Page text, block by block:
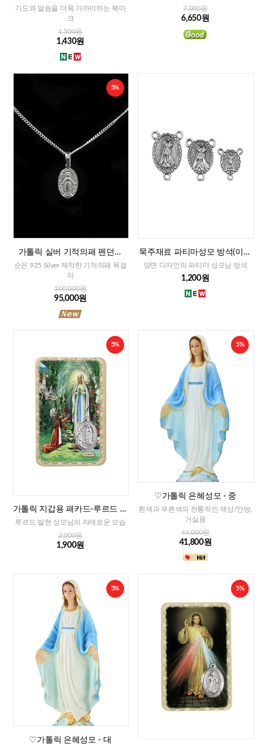
태리)
기도와 말씀을 더욱 가까이하는 북마
크
1,500원
1,430원
7,000원
6,650원
5%
가톨릭 실버 기적의패 펜던트
+목걸이줄
순은 925 Silver 제작한 기적의패 목걸
이
100,000원
95,000원
묵주재료 파티마성모 방석(이태
리)-대,중,소
양면 디자인의 파티마 성모님 방석
1,200원
5%
가톨릭 지갑용 패카드-루르드 발
현 성모님(이태리)
루르드 발현 성모님의 자애로운 모습
2,000원
1,900원
5%
♡가톨릭 은혜성모 - 중
흰색과 푸른색의 전통적인 색상/안방,
거실용
44,000원
41,800원
5%
♡가톨릭 은혜성모 - 대
5%